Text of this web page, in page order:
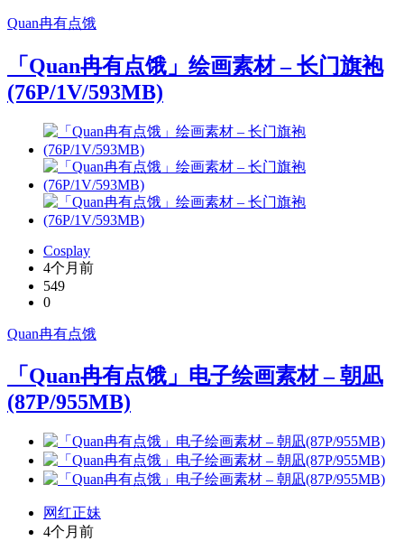
Quan冉有点饿
「Quan冉有点饿」绘画素材 – 长门旗袍
(76P/1V/593MB)
Cosplay
4个月前
549
0
Quan冉有点饿
「Quan冉有点饿」电子绘画素材 – 朝凪
(87P/955MB)
网红正妹
4个月前